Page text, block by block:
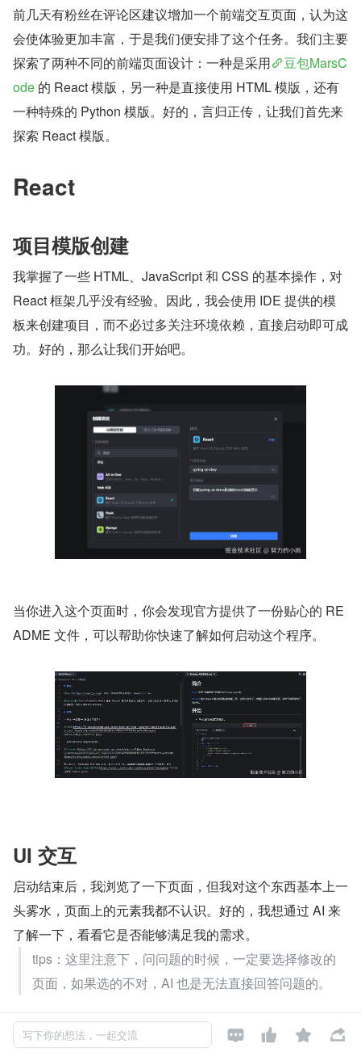
前几天有粉丝在评论区建议增加一个前端交互页面，认为这
会使体验更加丰富，于是我们便安排了这个任务。我们主要
探索了两种不同的前端页面设计：一种是采用
豆包MarsC
ode 的 React 模版，另一种是直接使用 HTML 模版，还有
一种特殊的 Python 模版。好的，言归正传，让我们首先来
探索 React 模版。
React
项目模版创建
我掌握了一些 HTML、JavaScript 和 CSS 的基本操作，对
React 框架几乎没有经验。因此，我会使用 IDE 提供的模
板来创建项目，而不必过多关注环境依赖，直接启动即可成
功。好的，那么让我们开始吧。
当你进入这个页面时，你会发现官方提供了一份贴心的 RE
ADME 文件，可以帮助你快速了解如何启动这个程序。
UI 交互
启动结束后，我浏览了一下页面，但我对这个东西基本上一
头雾水，页面上的元素我都不认识。好的，我想通过 AI 来
了解一下，看看它是否能够满足我的需求。
tips：这里注意下，问问题的时候，一定要选择修改的
页面，如果选的不对，AI 也是无法直接回答问题的。
写下你的想法，一起交流    